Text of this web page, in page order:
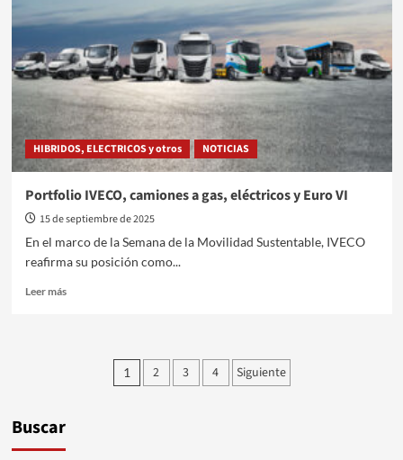
Argentina
tres
modelos
eléctricos
HIBRIDOS, ELECTRICOS y otros NOTICIAS
Portfolio IVECO, camiones a gas, eléctricos y Euro VI
15 de septiembre de 2025
En el marco de la Semana de la Movilidad Sustentable, IVECO
reafirma su posición como...
Leer másLeer
eléctricos
Paginación
1 2 3 4 Siguiente
Buscar